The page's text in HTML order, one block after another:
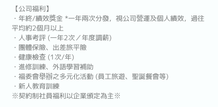
【公司福利】
・年終/績效獎金 *一年兩次分發，視公司營運及個人績效，過往
平均約2個月以上
・人事考評 (一年2次／年度調薪)
・團體保險、出差旅平險
・健康檢查 (1次/年)
・進修訓練、外語學習補助
・福委會舉辦之多元化活動 (員工旅遊、聖誕餐會等)
・新人教育訓練
※契約制社員福利以企業頒定為主※